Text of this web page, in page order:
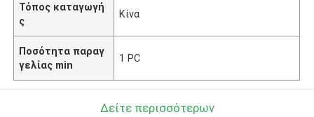
Τόπος καταγωγή
ς
Κίνα
Ποσότητα παραγ
γελίας min
1 PC
Δείτε περισσότερων